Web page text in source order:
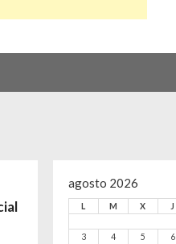
agosto 2026
L M X J
3
4 5 6